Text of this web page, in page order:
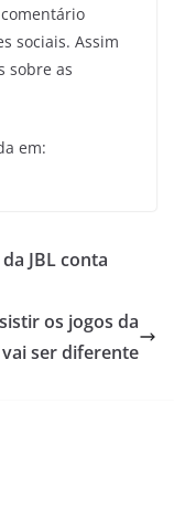
sociais. Assim
sobre as
em:
JBL conta
os jogos da
vai ser diferente